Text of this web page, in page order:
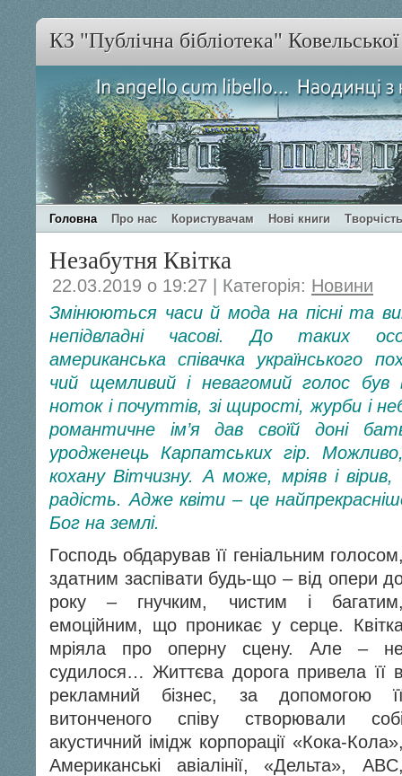
КЗ "Публічна бібліотека"
Головна Про нас Користувачам Нові книги
Незабутня Квітка
22.03.2019 о 19:27 | Категорія: Новини
Змінюються часи й мода на пісні та
непідвладні часові. До таких
американська співачка українського
чий щемливий і невагомий голос був
ноток і почуттів, зі щирості, журби і
романтичне ім’я дав своїй доні
уродженець Карпатських гір.
кохану Вітчизну. А може, мріяв і
радість. Адже квіти – це
Бог на землі.
Господь обдарував її геніальним
здатним заспівати будь-що – від опери
року – гнучким, чистим і
емоційним, що проникає у серце.
мріяла про оперну сцену. Але –
судилося… Життєва дорога привела її
рекламний бізнес, за допомогою
витонченого співу створювали
акустичний імідж корпорації «Кока-
Американські авіалінії, «Дельта»,